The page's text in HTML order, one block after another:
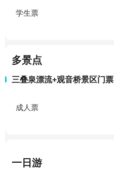
学生票
多景点
三叠泉漂流+观音桥景区门票
成人票
一日游